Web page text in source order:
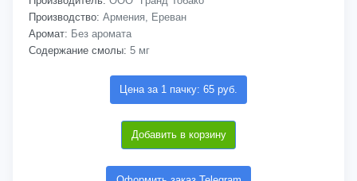
Производство: Армения, Ереван
Аромат: Без аромата
Содержание смолы: 5 мг
Цена за 1 пачку: 65 руб.
Добавить в корзину